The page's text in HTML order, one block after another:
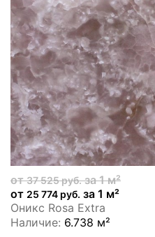
от37 525 руб.за 1 м²
от 25 774 руб. за 1 м²
Оникс Rosa Extra
Наличие: 6.738 м²